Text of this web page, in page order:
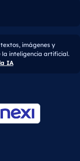
imágenes y
la inteligencia artificial.
IA